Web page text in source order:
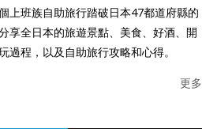
上班族自助旅行踏破日本47都道府縣的
享全日本的旅遊景點、美食、好酒、開
過程，以及自助旅行攻略和心得。
更多